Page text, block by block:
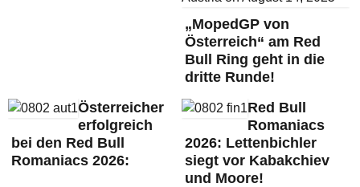
„MopedGP von
Österreich“ am Red
Bull Ring geht in die
dritte Runde!
Österreicher
erfolgreich
bei den Red Bull
Romaniacs 2026:
Red Bull
Romaniacs
2026: Lettenbichler
siegt vor Kabakchiev
und Moore!